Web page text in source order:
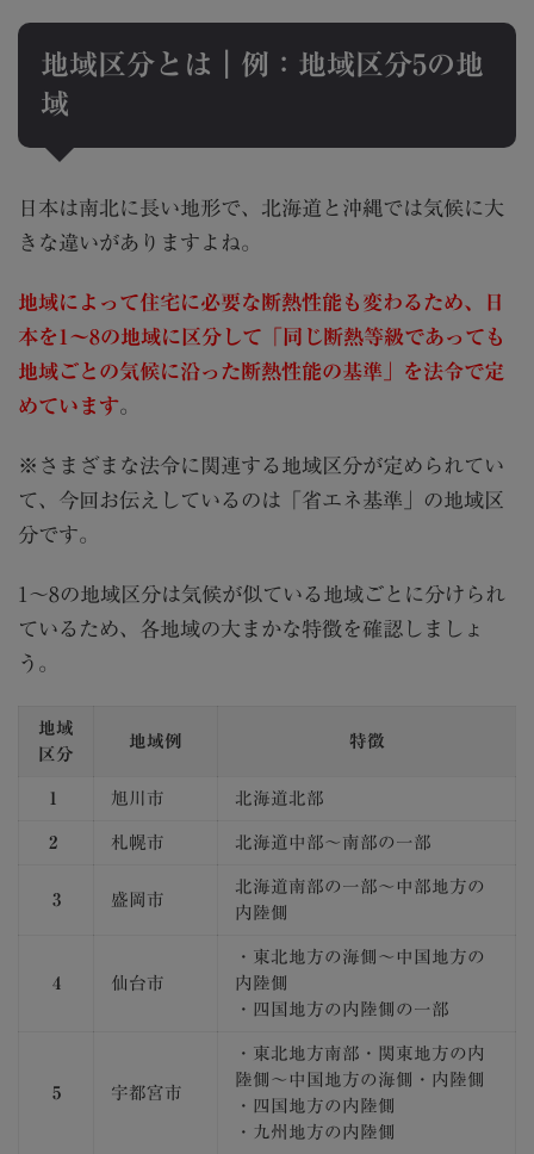
地域区分とは｜例：地域区分5の地
域
日本は南北に長い地形で、北海道と沖縄では気候に大
きな違いがありますよね。
地域によって住宅に必要な断熱性能も変わるため、日
本を1〜8の地域に区分して「同じ断熱等級であっても
地域ごとの気候に沿った断熱性能の基準」を法令で定
めています。
※さまざまな法令に関連する地域区分が定められてい
て、今回お伝えしているのは「省エネ基準」の地域区
分です。
1〜8の地域区分は気候が似ている地域ごとに分けられ
ているため、各地域の大まかな特徴を確認しましょ
う。
地域
区分
地域例 特徴
1 旭川市 北海道北部
2 札幌市 北海道中部〜南部の一部
3 盛岡市
北海道南部の一部〜中部地方の
内陸側
4 仙台市
・東北地方の海側〜中国地方の
内陸側
・四国地方の内陸側の一部
5 宇都宮市
・東北地方南部・関東地方の内
陸側〜中国地方の海側・内陸側
・四国地方の内陸側
・九州地方の内陸側